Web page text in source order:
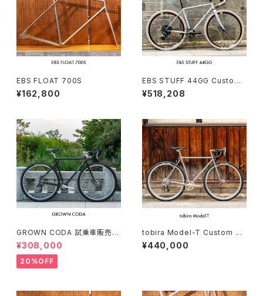
EBS FLOAT 700S
¥162,800
EBS STUFF 44GG Custom
complete bike（162-172c
m）
¥518,208
GROWN CODA 試乗車販売（1
66-174cm）
¥308,000
20%OFF
tobira Model-T Custom co
mplete bike（166-175cm）
¥440,000